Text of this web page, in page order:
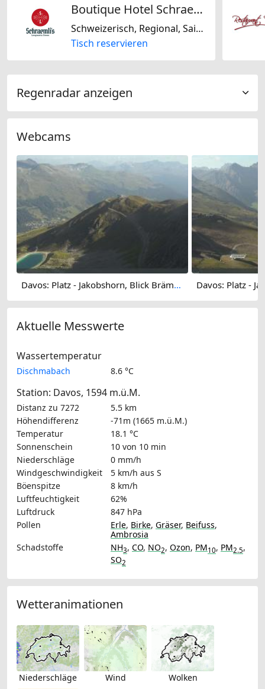
Boutique Hotel Schraemli's Lengmatta
Schweizerisch, Regional, Saisonal
Tisch reservieren
Regenradar anzeigen
Webcams
Davos: Platz - Jakobshorn, Blick Brämabüel
Aktuelle Messwerte
Wassertemperatur
Dischmabach 8.6 °C
Station: Davos, 1594 m.ü.M.
Distanz zu 7272
5.5 km
Höhendifferenz
-71m (1665 m.ü.M.)
Temperatur
18.1 °C
Sonnenschein
10 von 10 min
Niederschläge
0 mm/h
Windgeschwindigkeit
5 km/h aus S
Böenspitze
8 km/h
Luftfeuchtigkeit
62%
Luftdruck
847 hPa
Pollen
Erle, Birke, Gräser, Beifuss,
Ambrosia
Schadstoffe
NH3, CO, NO2, Ozon, PM10, PM2.5,
SO2
Wetteranimationen
Niederschläge Wind Wolken